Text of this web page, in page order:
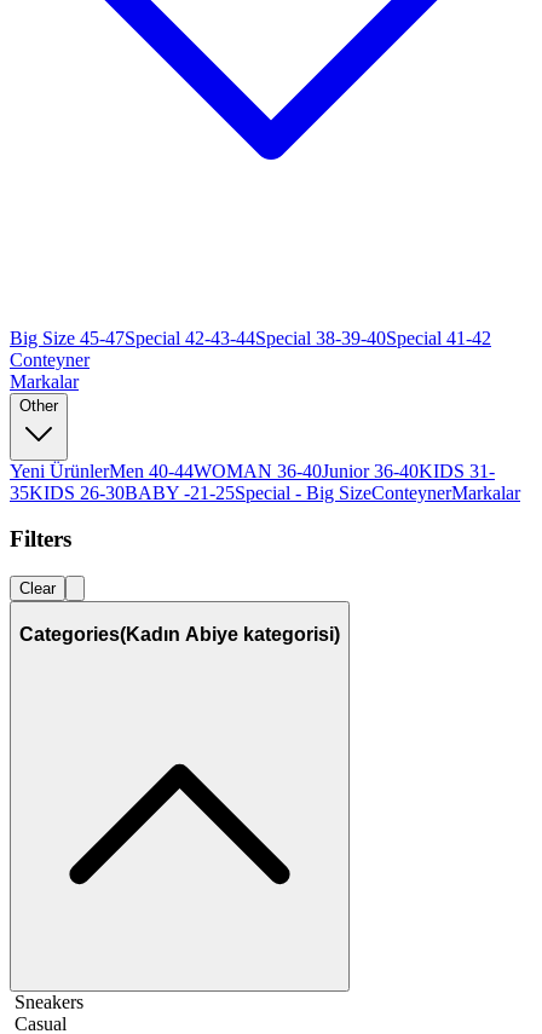
Big Size 45-47Special 42-43-44Special 38-39-40Special 41-42
Conteyner
Markalar
Other
Yeni ÜrünlerMen 40-44WOMAN 36-40Junior 36-40KIDS 31-
35KIDS 26-30BABY -21-25Special - Big SizeConteynerMarkalar
Filters
Clear
Categories(Kadın Abiye kategorisi)
Sneakers
Casual